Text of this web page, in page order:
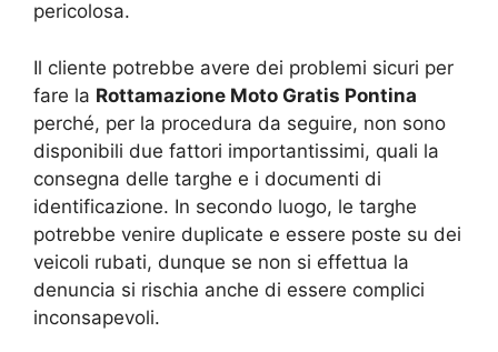
pericolosa.
Il cliente potrebbe avere dei problemi sicuri per
fare la Rottamazione Moto Gratis Pontina
perché, per la procedura da seguire, non sono
disponibili due fattori importantissimi, quali la
consegna delle targhe e i documenti di
identificazione. In secondo luogo, le targhe
potrebbe venire duplicate e essere poste su dei
veicoli rubati, dunque se non si effettua la
denuncia si rischia anche di essere complici
inconsapevoli.